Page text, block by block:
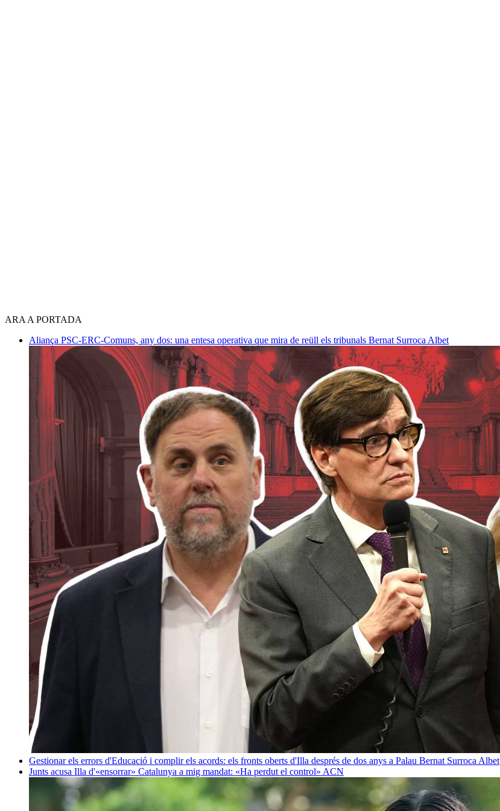
ARA A PORTADA
Aliança PSC-ERC-Comuns, any dos: una entesa operativa que mira de reüll els tribunals Bernat Surroca Albet
Gestionar els errors d'Educació i complir els acords: els fronts oberts d'Illa després de dos anys a Palau Bernat Surroca Albet
Junts acusa Illa d'«ensorrar» Catalunya a mig mandat: «Ha perdut el control» ACN